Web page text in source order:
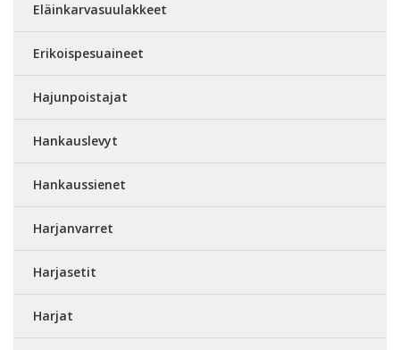
Eläinkarvasuulakkeet
Erikoispesuaineet
Hajunpoistajat
Hankauslevyt
Hankaussienet
Harjanvarret
Harjasetit
Harjat